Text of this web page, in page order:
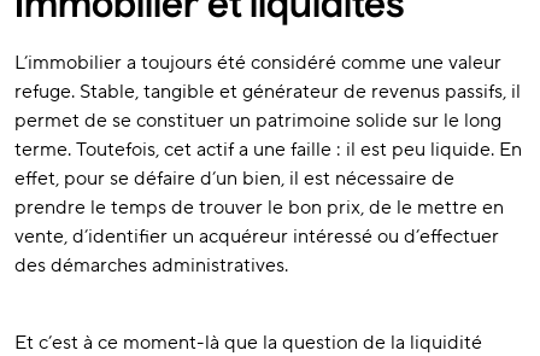
Immobilier et liquidités
L’immobilier a toujours été considéré comme une valeur
refuge. Stable, tangible et générateur de revenus passifs, il
permet de se constituer un patrimoine solide sur le long
terme. Toutefois, cet actif a une faille : il est peu liquide. En
effet, pour se défaire d’un bien, il est nécessaire de
prendre le temps de trouver le bon prix, de le mettre en
vente, d’identifier un acquéreur intéressé ou d’effectuer
des démarches administratives.
Et c’est à ce moment-là que la question de la liquidité